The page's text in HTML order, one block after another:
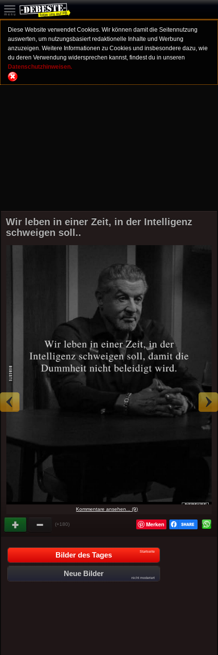
Diese Website verwendet Cookies. Wir können damit die Seitennutzung
auswerten, um nutzungsbasiert redaktionelle Inhalte und Werbung
anzuzeigen. Weitere Informationen zu Cookies und insbesondere dazu, wie
du deren Verwendung widersprechen kannst, findest du in unseren
Datenschutzhinweisen.
Wir leben in einer Zeit, in der Intelligenz
schweigen soll..
Kommentare ansehen... (9)
(+180) Merken
Bilder des Tages Startseite
Neue Bilder
nicht moderiert